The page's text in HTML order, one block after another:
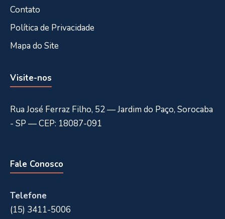
Contato
Política de Privacidade
Mapa do Site
Visite-nos
Rua José Ferraz Filho, 52 — Jardim do Paço, Sorocaba
- SP — CEP: 18087-091
Fale Conosco
Telefone
(15) 3411-5006